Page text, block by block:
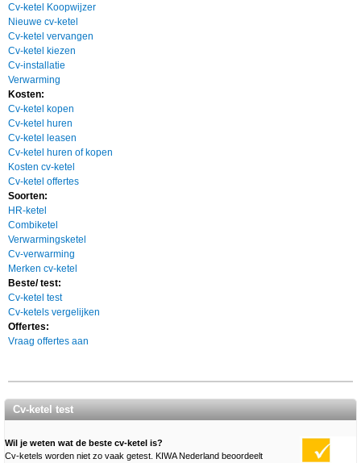
Cv-ketel Koopwijzer
Nieuwe cv-ketel
Cv-ketel vervangen
Cv-ketel kiezen
Cv-installatie
Verwarming
Kosten:
Cv-ketel kopen
Cv-ketel huren
Cv-ketel leasen
Cv-ketel huren of kopen
Kosten cv-ketel
Cv-ketel offertes
Soorten:
HR-ketel
Combiketel
Verwarmingsketel
Cv-verwarming
Merken cv-ketel
Beste/ test:
Cv-ketel test
Cv-ketels vergelijken
Offertes:
Vraag offertes aan
Cv-ketel test
Wil je weten wat de beste cv-ketel is?
Cv-ketels worden niet zo vaak getest. KIWA Nederland beoordeelt